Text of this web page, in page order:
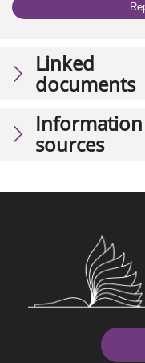
Linked
documents
Information
sources